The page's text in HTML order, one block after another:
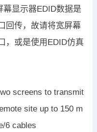
显示器EDID数据是
回传，故请将宽屏幕
，或是使用EDID仿真
screens to transmit
site up to 150 m
6 cables